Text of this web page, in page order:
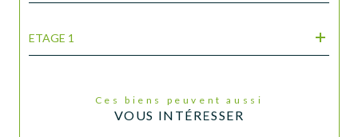
ETAGE 1
Ces biens peuvent aussi
VOUS INTÉRESSER